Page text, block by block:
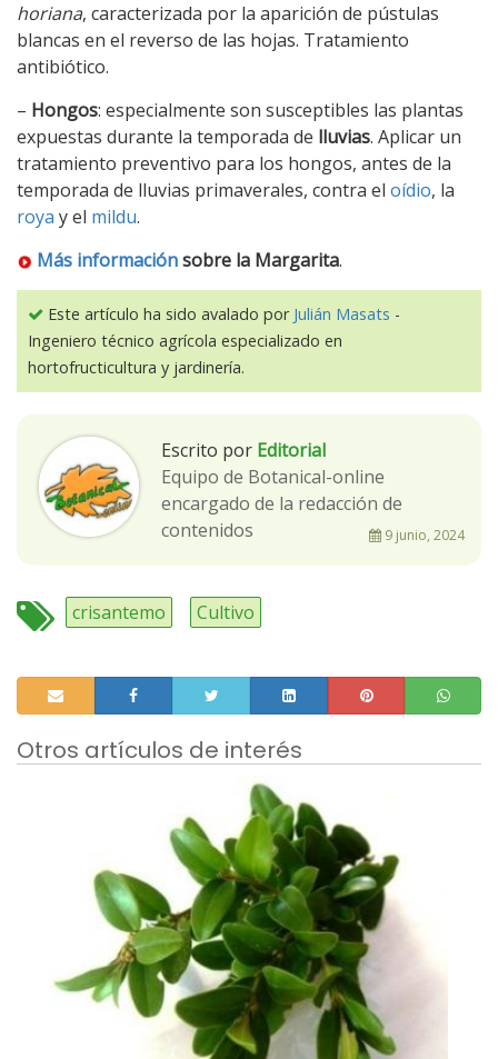
horiana, caracterizada por la aparición de pústulas
blancas en el reverso de las hojas. Tratamiento
antibiótico.
– Hongos: especialmente son susceptibles las plantas
expuestas durante la temporada de lluvias. Aplicar un
tratamiento preventivo para los hongos, antes de la
temporada de lluvias primaverales, contra el oídio, la
roya y el mildu.
Más informaciónsobre la Margarita.
Este artículo ha sido avalado por Julián Masats -
Ingeniero técnico agrícola especializado en
hortofructicultura y jardinería.
Escrito por Editorial
Equipo de Botanical-online
encargado de la redacción de
contenidos
9 junio, 2024
crisantemo Cultivo
Otros artículos de interés